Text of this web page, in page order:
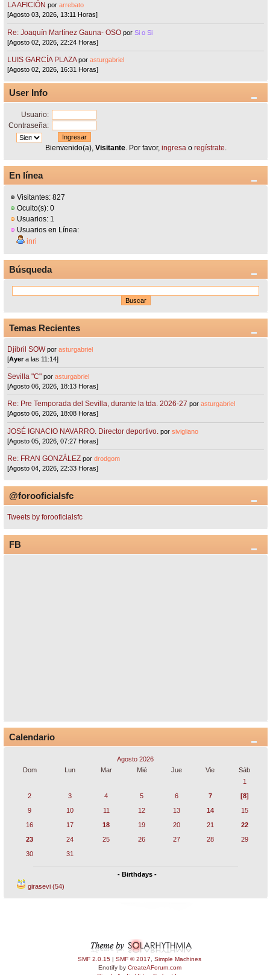
LA AFICIÓN porarrebato
[Agosto 03, 2026, 13:11 Horas]
Re: Joaquín Martínez Gauna- OSO porSi o Si
[Agosto 02, 2026, 22:24 Horas]
LUIS GARCÍA PLAZA porasturgabriel
[Agosto 02, 2026, 16:31 Horas]
User Info
Usuario:
Contraseña:
Bienvenido(a), Visitante. Por favor, ingresao regístrate.
En línea
Visitantes: 827
Oculto(s): 0
Usuarios: 1
Usuarios en Línea:
inri
Búsqueda
Temas Recientes
Djibril SOW porasturgabriel
[Ayera las 11:14]
Sevilla "C"porasturgabriel
[Agosto 06, 2026, 18:13 Horas]
Re: Pre Temporada del Sevilla, durante la tda. 2026-27 porasturgabriel
[Agosto 06, 2026, 18:08 Horas]
JOSÉ IGNACIO NAVARRO. Director deportivo. porsivigliano
[Agosto 05, 2026, 07:27 Horas]
Re: FRAN GONZÁLEZ pordrodgom
[Agosto 04, 2026, 22:33 Horas]
@forooficialsfc
Tweets by forooficialsfc
FB
Calendario
Agosto 2026
Dom
Lun Mar Mié Jue Vie
Sáb
1
2
3 4 5 6 7
[8]
9
10 11 12 13 14
15
16
17 18 19 20 21
22
23
24 25 26 27 28
29
30
31
- Birthdays -
girasevi (54)
SMF 2.0.15 | SMF © 2017
Simple Machines
Enotify by CreateAForum.com